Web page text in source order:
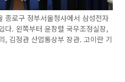
로구 정부서울청사에서 삼성전자
다. 왼쪽부터 윤창렬 국무조정실장,
, 김정관 산업통상부 장관. 고이란 기